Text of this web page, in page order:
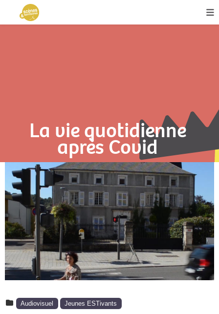
La vie quotidienne
après Covid
Audiovisuel Jeunes ESTivants